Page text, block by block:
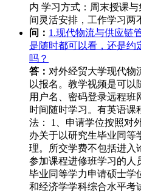
内 学习方式：周末授课
间灵活安排，工作学习两
问： 1.现代物流与供应链
是随时都可以看，还是约
吗？
答： 对外经贸大学现代物
以报名。教学视频是可
用户名、密码登录远程班
时间随时学习。有英语课
法： 1、申请学位按照对
办关于以研究生毕业同等
理。所交学费不包括进入
参加课程进修班学习的人
毕业同等学力申请硕士学
和经济学学科综合水平考